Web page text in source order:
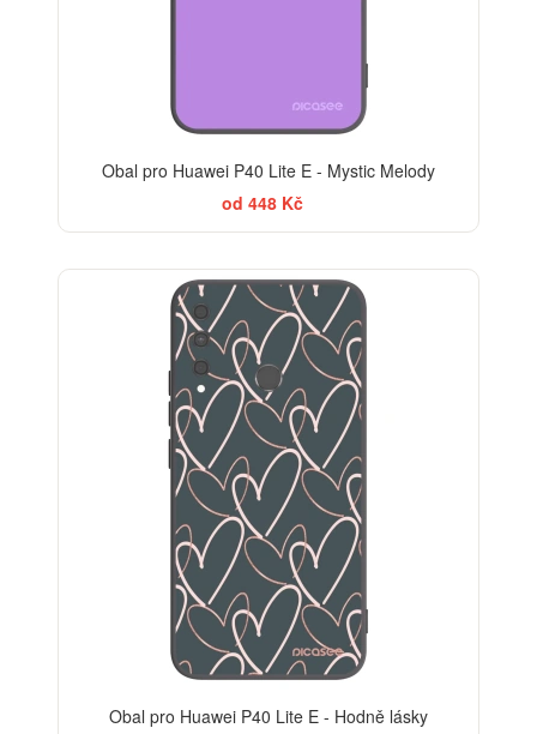
Obal pro Huawei P40 Lite E - Mystic Melody
od 448 Kč
Obal pro Huawei P40 Lite E - Hodně lásky